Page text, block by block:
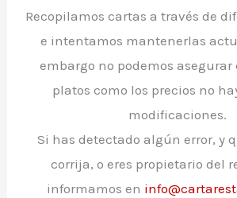
Recopilamos cartas a través de
e intentamos mantenerlas
embargo no podemos asegurar
platos como los precios no
modificaciones.
Si has detectado algún error, y
corrija, o eres propietario del
informamos en